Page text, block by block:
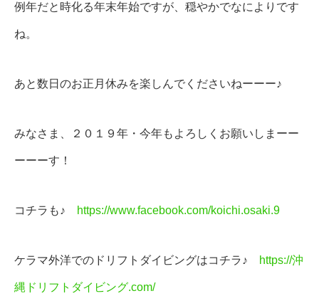
例年だと時化る年末年始ですが、穏やかでなによりです
ね。
あと数日のお正月休みを楽しんでくださいねーーー♪
みなさま、２０１９年・今年もよろしくお願いしまーー
ーーーす！
コチラも♪ https://www.facebook.com/koichi.osaki.9
ケラマ外洋でのドリフトダイビングはコチラ♪ https://沖
縄ドリフトダイビング.com/